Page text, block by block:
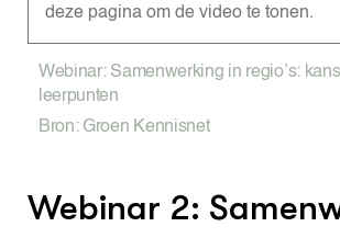
deze pagina om de video te tonen.
Webinar: Samenwerking in regio’s:
leerpunten
Bron: Groen Kennisnet
Webinar 2: